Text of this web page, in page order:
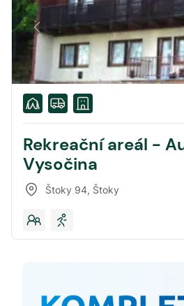
Rekreační areál -
Vysočina
Štoky 94, Štoky